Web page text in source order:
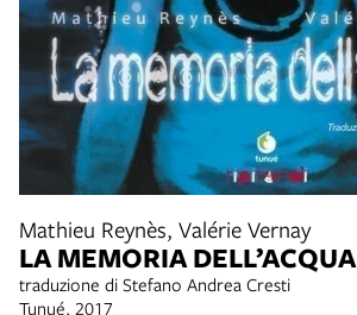
Mathieu Reynès, Valérie Vernay
LA MEMORIA DELL’ACQUA
traduzione di Stefano Andrea Cresti
Tunué, 2017